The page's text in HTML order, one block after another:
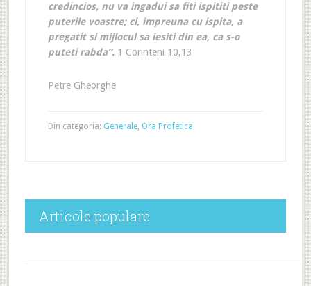
credincios, nu va ingadui sa fiti ispititi peste
puterile voastre; ci, impreuna cu ispita, a
pregatit si mijlocul sa iesiti din ea, ca s-o
puteti rabda”.1 Corinteni 10,13
Petre Gheorghe
Din categoria: Generale, Ora Profetica
Articole populare